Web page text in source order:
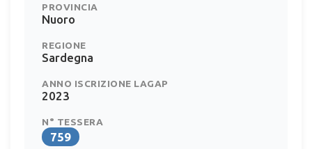
PROVINCIA
Nuoro
REGIONE
Sardegna
ANNO ISCRIZIONE LAGAP
2023
N° TESSERA
759